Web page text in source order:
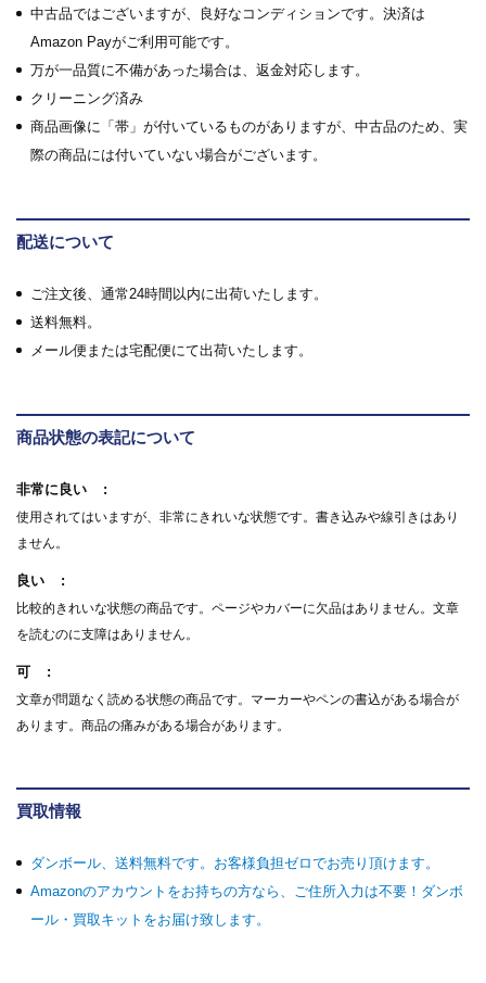
中古品ではございますが、良好なコンディションです。決済は
Amazon Payがご利用可能です。
万が一品質に不備があった場合は、返金対応します。
クリーニング済み
商品画像に「帯」が付いているものがありますが、中古品のため、実
際の商品には付いていない場合がございます。
配送について
ご注文後、通常24時間以内に出荷いたします。
送料無料。
メール便または宅配便にて出荷いたします。
商品状態の表記について
非常に良い
使用されてはいますが、非常にきれいな状態です。書き込みや線引きはあり
ません。
良い
比較的きれいな状態の商品です。ページやカバーに欠品はありません。文章
を読むのに支障はありません。
可
文章が問題なく読める状態の商品です。マーカーやペンの書込がある場合が
あります。商品の痛みがある場合があります。
買取情報
ダンボール、送料無料です。お客様負担ゼロでお売り頂けます。
Amazonのアカウントをお持ちの方なら、ご住所入力は不要！ダンボ
ール・買取キットをお届け致します。